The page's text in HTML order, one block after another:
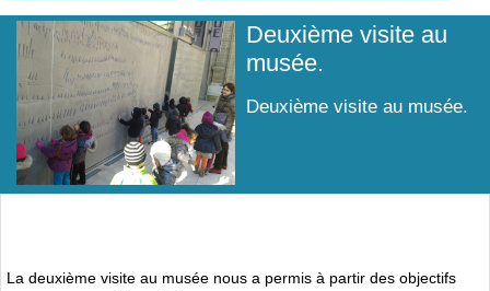
Deuxième visite au
musée.
Deuxième visite au musée.
La deuxième visite au musée nous a permis à partir des objectifs